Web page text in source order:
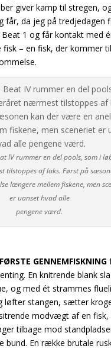
giver kamp til stregen,
får, da jeg på tredjedagen
1 og får kontakt med
fisk – en fisk, der kommer
IV rummer en del pools, som i
tilstoppes af laks. Først på
længere mellem fiskene, men
er uanset hvad alle
pengene værd.
GENNEMFISKNING
En knitrende blank
og med ét strammes
løfter stangen, sætter
modvægt af en fisk,
tilbage mod
bund. En række brutale